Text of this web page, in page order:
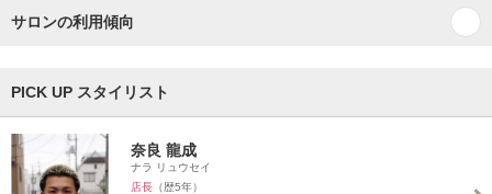
サロンの利用傾向
PICK UP スタイリスト
奈良 龍成
ナラ リュウセイ
店長 （歴5年）